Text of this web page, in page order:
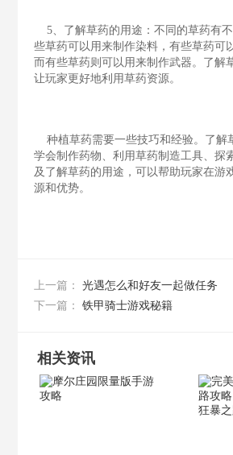
5、了解草药的用途：不同的草药有
些草药可以用来制作染料，有些草药可
而有些草药则可以用来制作武器。了解
让玩家更好地利用草药资源。
种植草药需要一些技巧和经验。了解
学会制作药物、利用草药制造工具、探
及了解草药的用途，可以帮助玩家在游
源和优势。
上一篇： 光遇怎么和好友一起做任务
下一篇： 铁甲骑士游戏秘籍
相关资讯